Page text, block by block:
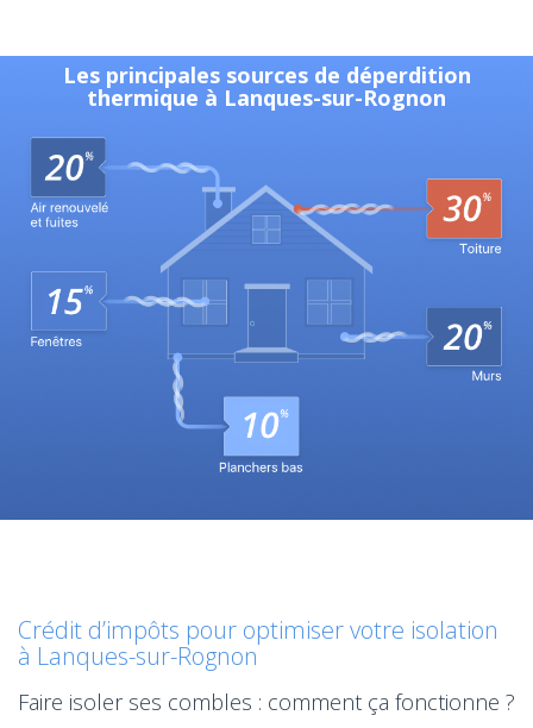
Les principales sources de déperdition
thermique à Lanques-sur-Rognon
Crédit d’impôts pour optimiser votre isolation
à Lanques-sur-Rognon
Faire isoler ses combles : comment ça fonctionne ?